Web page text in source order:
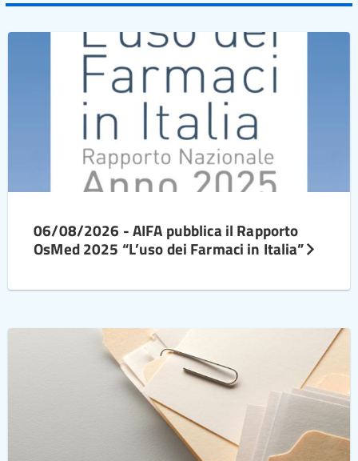
06/08/2026 - AIFA pubblica il Rapporto
OsMed 2025 “L’uso dei Farmaci in Italia”